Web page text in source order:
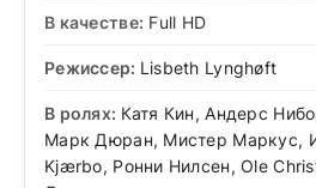
В качестве: Full HD
Режиссер: Lisbeth Lynghøft
В ролях: Катя Кин, Андерс
Марк Дюран, Мистер Маркус,
Kjærbo, Ронни Нилсен, Ole